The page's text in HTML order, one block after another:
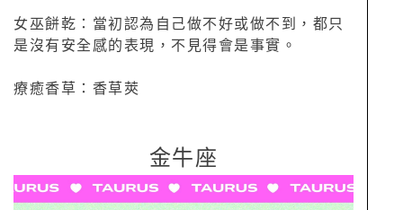
女巫餅乾：當初認為自己做不好或做不到，都只
是沒有安全感的表現，不見得會是事實。
療癒香草：香草莢
金牛座